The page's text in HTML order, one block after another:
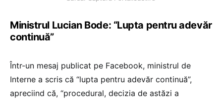
Ministrul Lucian Bode: “Lupta pentru adevăr
continuă”
Într-un mesaj publicat pe Facebook, ministrul de
Interne a scris că “lupta pentru adevăr continuă”,
apreciind că, “procedural, decizia de astăzi a